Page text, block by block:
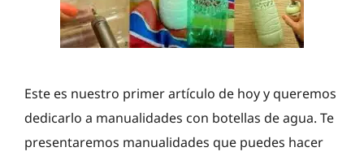
Este es nuestro primer artículo de hoy y queremos
dedicarlo a manualidades con botellas de agua. Te
presentaremos manualidades que puedes hacer